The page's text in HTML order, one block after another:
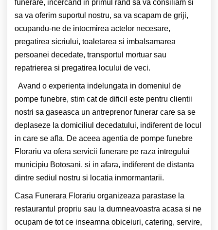
funerare, incercand in primul rand sa va consiliam si
sa va oferim suportul nostru, sa va scapam de griji,
ocupandu-ne de intocmirea actelor necesare,
pregatirea sicriului, toaletarea si imbalsamarea
persoanei decedate, transportul mortuar sau
repatrierea si pregatirea locului de veci.
Avand o experienta indelungata in domeniul de
pompe funebre, stim cat de dificil este pentru clientii
nostri sa gaseasca un antreprenor funerar care sa se
deplaseze la domiciliul decedatului, indiferent de locul
in care se afla. De aceea agentia de pompe funebre
Florariu va ofera servicii funerare pe raza intregului
municipiu Botosani, si in afara, indiferent de distanta
dintre sediul nostru si locatia inmormantarii.
Casa Funerara Florariu organizeaza parastase la
restaurantul propriu sau la dumneavoastra acasa si ne
ocupam de tot ce inseamna obiceiuri, catering, servire,